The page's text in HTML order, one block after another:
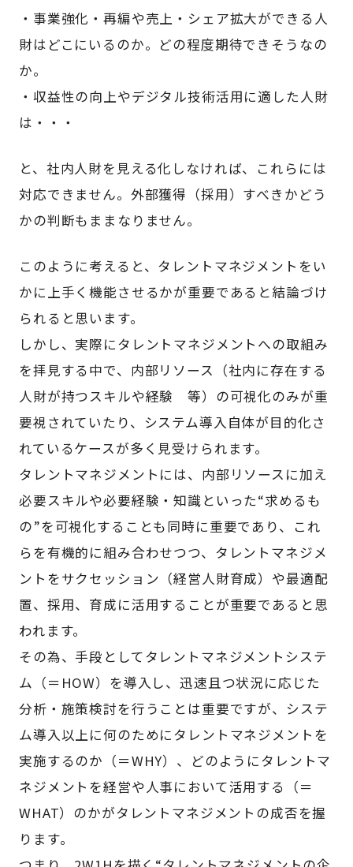
・事業強化・再編や売上・シェア拡大ができる人
財はどこにいるのか。どの程度期待できそうなの
か。
・収益性の向上やデジタル技術活用に適した人財
は・・・
と、社内人財を見える化しなければ、これらには
対応できません。外部獲得（採用）すべきかどう
かの判断もままなりません。
このように考えると、タレントマネジメントをい
かに上手く機能させるかが重要であると結論づけ
られると思います。
しかし、実際にタレントマネジメントへの取組み
を拝見する中で、内部リソース（社内に存在する
人財が持つスキルや経験 等）の可視化のみが重
要視されていたり、システム導入自体が目的化さ
れているケースが多く見受けられます。
タレントマネジメントには、内部リソースに加え
必要スキルや必要経験・知識といった“求めるも
の”を可視化することも同時に重要であり、これ
らを有機的に組み合わせつつ、タレントマネジメ
ントをサクセッション（経営人財育成）や最適配
置、採用、育成に活用することが重要であると思
われます。
その為、手段としてタレントマネジメントシステ
ム（＝HOW）を導入し、迅速且つ状況に応じた
分析・施策検討を行うことは重要ですが、システ
ム導入以上に何のためにタレントマネジメントを
実施するのか（＝WHY）、どのようにタレントマ
ネジメントを経営や人事において活用する（＝
WHAT）のかがタレントマネジメントの成否を握
ります。